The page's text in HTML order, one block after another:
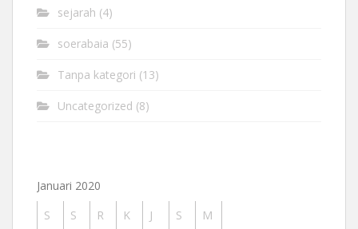
sejarah (4)
soerabaia (55)
Tanpa kategori (13)
Uncategorized (8)
Januari 2020
S
S R K J S
M